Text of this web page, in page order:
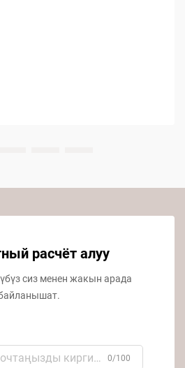
расчёт алуу
сиз менен жакын арада
0/100